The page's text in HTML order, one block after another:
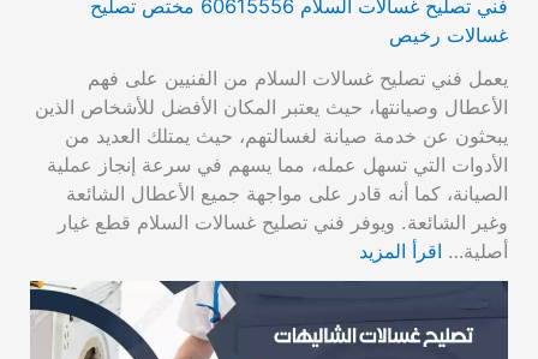
فني تصليح غسالات السلام 60615556 مختص تصليح
غسالات رخيص
يعمل فني تصليح غسالات السلام من الفنيين على فهم
الأعطال وصيانتها، حيث يعتبر المكان الأفضل للأشخاص الذين
يبحثون عن خدمة صيانة لغسالتهم، حيث يمتلك العديد من
الأدوات التي تسهل عمله، مما يسهم في سرعة إنجاز عملية
الصيانة، كما أنه قادر على مواجهة جميع الأعطال الشائعة
وغير الشائعة. ويوفر فني تصليح غسالات السلام قطع غيار
أصلية… اقرأ المزيد